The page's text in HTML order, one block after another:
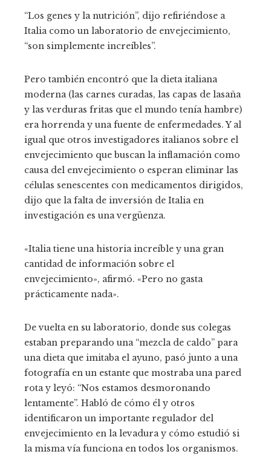
“Los genes y la nutrición”, dijo refiriéndose a
Italia como un laboratorio de envejecimiento,
“son simplemente increíbles”.
Pero también encontró que la dieta italiana
moderna (las carnes curadas, las capas de lasaña
y las verduras fritas que el mundo tenía hambre)
era horrenda y una fuente de enfermedades. Y al
igual que otros investigadores italianos sobre el
envejecimiento que buscan la inflamación como
causa del envejecimiento o esperan eliminar las
células senescentes con medicamentos dirigidos,
dijo que la falta de inversión de Italia en
investigación es una vergüenza.
«Italia tiene una historia increíble y una gran
cantidad de información sobre el
envejecimiento», afirmó. «Pero no gasta
prácticamente nada».
De vuelta en su laboratorio, donde sus colegas
estaban preparando una “mezcla de caldo” para
una dieta que imitaba el ayuno, pasó junto a una
fotografía en un estante que mostraba una pared
rota y leyó: “Nos estamos desmoronando
lentamente”. Habló de cómo él y otros
identificaron un importante regulador del
envejecimiento en la levadura y cómo estudió si
la misma vía funciona en todos los organismos.